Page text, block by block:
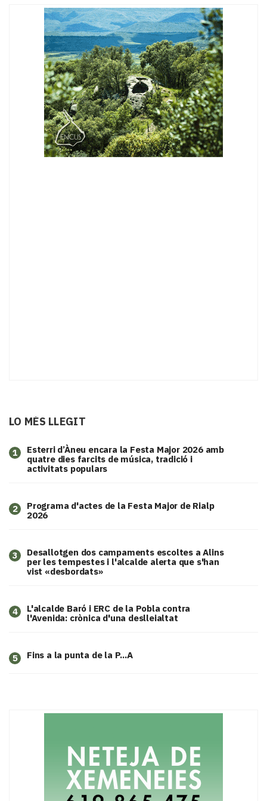
LO MÉS LLEGIT
1
Esterri d’Àneu encara la Festa Major 2026 amb
quatre dies farcits de música, tradició i
activitats populars
2
Programa d'actes de la Festa Major de Rialp
2026
3
​Desallotgen dos campaments escoltes a Alins
per les tempestes i l'alcalde alerta que s'han
vist «desbordats»
4
L'alcalde Baró i ERC de la Pobla contra
l'Avenida: crònica d'una deslleialtat
5 Fins a la punta de la P...A